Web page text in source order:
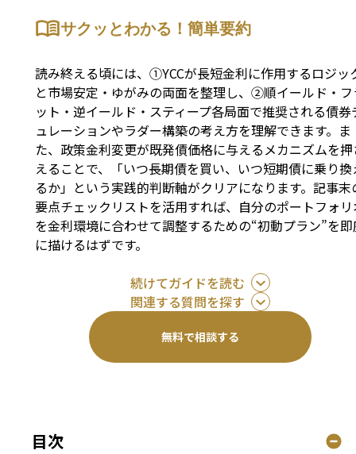
サクッとわかる！簡単要約
読み終える頃には、①YCCが長短金利に作用するロジッ
と市場安定・ゆがみの両面を整理し、②順イールド・
ット・逆イールド・スティープ各局面で推奨される債券
ュレーションやラダー構築の考え方を理解できます。ま
た、政策金利変更が既発債価格に与えるメカニズムを
えることで、「いつ長期債を買い、いつ短期債に乗り換
るか」という実践的判断軸がクリアになります。記事末
要点チェックリストを活用すれば、自分のポートフォ
を金利環境に合わせて調整するための“初動プラン”を
に描けるはずです。
続けてガイドを読む
関連する質問を探す
無料で相談する
目次